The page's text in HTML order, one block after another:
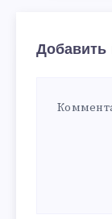
Добавить